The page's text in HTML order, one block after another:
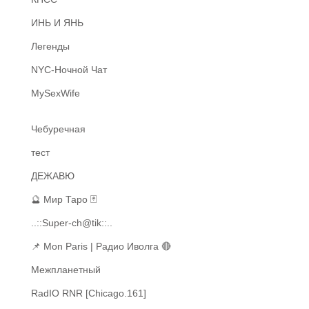
ИНЬ И ЯНЬ
Легенды
NYC-Ночной Чат
MySexWife
Чебуречная
тест
ДЕЖАВЮ
🔮 Мир Таро 🃏
..::Super-ch@tik::..
📌 Mon Paris | Радио Иволга 🔴
Межпланетный
RadIO RNR [Chicago.161]